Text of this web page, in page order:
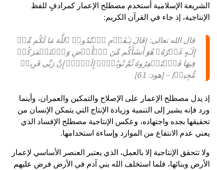
الشريعة الإسلامية أُستخدم مصطلح الإعمار كمرادفٍ للفظ
الإنتاجية، إذ جاء في القرآن الكريم:
قال الله تعالى: (قَالَ یَـٰقَوۡمِ ٱعۡبُدُوا۟ ٱللَّهَ مَا لَكُم مِّنۡ
إِلَـٰهٍ غَیۡرُهُۥ هُوَ أَنشَأَكُم مِّنَ ٱلۡأَرۡضِ وَٱسۡتَعۡمَرَكُمۡ
فِیهَا فَٱسۡتَغۡفِرُوهُ ثُمَّ تُوبُوۤا۟ إِلَیۡهِۚ إِنَّ رَبِّی قَرِیبࣱ
مُّجِیبࣱ) – [هود: 61]
إذ يدل مصطلح الإعمار على الإصلاح والتمكين والعمران، وأينما
ورد فإنه يشير إلى التنمية وزيادة الإنتاج التي يتمكن الإنسان من
تحقيقها بجده واجتهاده، وعكس الإنتاجية مصطلح الإفساد الذي
يعني عدم الانتفاع من الموارد وإساءة استخدامها.
ولا تتحقق الإنتاجية إلا بالعمل، الذي يعتبر العنصر الأساسي لإعمار
الأرض وبنائها، فلما استخلف الله بني آدم في الأرض فرض عليهم